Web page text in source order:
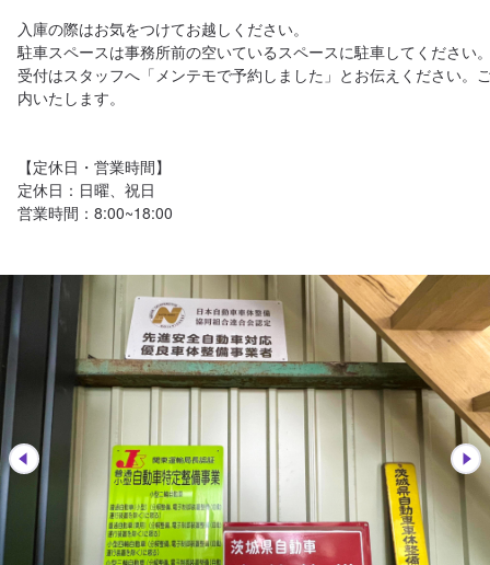
入庫の際はお気をつけてお越しください。
駐車スペースは事務所前の空いているスペースに駐車してください
受付はスタッフへ「メンテモで予約しました」とお伝えください。
内いたします。
【定休日・営業時間】
定休日：日曜、祝日
営業時間：8:00~18:00